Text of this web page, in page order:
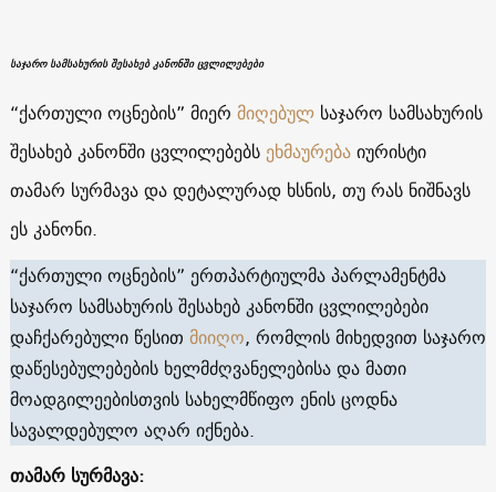
საჯარო სამსახურის შესახებ კანონში ცვლილებები
“ქართული ოცნების” მიერ მიღებულსაჯარო სამსახურის
შესახებ კანონში ცვლილებებსეხმაურებაიურისტი
თამარ სურმავა და დეტალურად ხსნის, თუ რას ნიშნავს
ეს კანონი.
“ქართული ოცნების” ერთპარტიულმა პარლამენტმა
საჯარო სამსახურის შესახებ კანონში ცვლილებები
დაჩქარებული წესით მიიღო, რომლის მიხედვით საჯარო
დაწესებულებების ხელმძღვანელებისა და მათი
მოადგილეებისთვის სახელმწიფო ენის ცოდნა
სავალდებულო აღარ იქნება.
თამარ სურმავა: